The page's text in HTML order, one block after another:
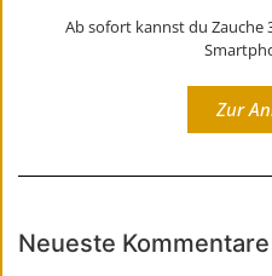
Ab sofort kannst du Zauche
Zur
Neueste Kommentare